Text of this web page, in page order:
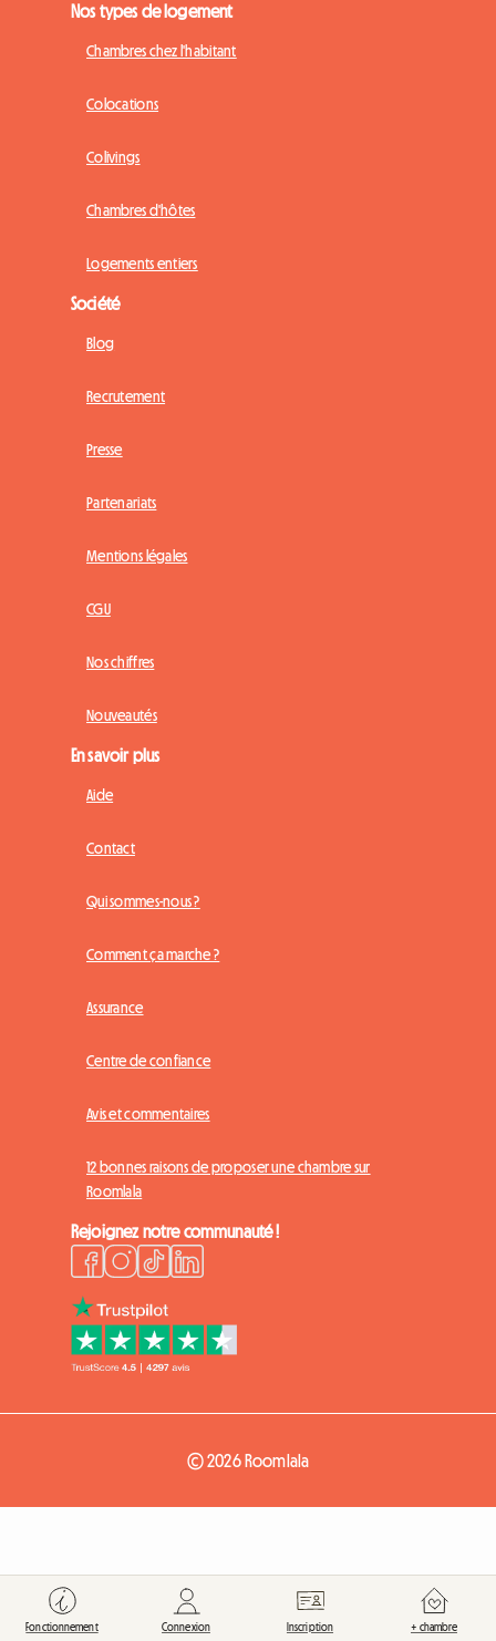
Nos types de logement
Chambres chez l'habitant
Colocations
Colivings
Chambres d'hôtes
Logements entiers
Société
Blog
Recrutement
Presse
Partenariats
Mentions légales
CGU
Nos chiffres
Nouveautés
En savoir plus
Aide
Contact
Qui sommes-nous ?
Comment ça marche ?
Assurance
Centre de confiance
Avis et commentaires
12 bonnes raisons de proposer une chambre sur
Roomlala
Rejoignez notre communauté !
© 2026 Roomlala
Fonctionnement Connexion Inscription + chambre